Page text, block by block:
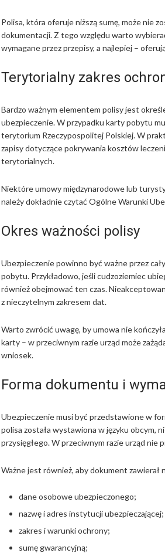
Polisa, która oferuje niższą sumę, może nie
dokumentacji. Z tego względu warto
wymagane przez przepisy, a najlepiej –
Terytorialny zakres
Bardzo ważnym elementem polisy jest
ubezpieczenie. W przypadku karty pobytu
terytorium Rzeczypospolitej Polskiej. W
zapisy dotyczące pokrywania kosztów
terytorialnych.
Niektóre umowy międzynarodowe lub
należy dokładnie czytać Ogólne Warunki
Okres ważności polisy
Ubezpieczenie powinno być ważne przez
pobytu. Przykładowo, jeśli cudzoziemiec
również obejmować ten czas.
z nieczytelnym zakresem dat.
Warto zwrócić uwagę, by umowa nie
karty – w przeciwnym razie urząd może
wniosek.
Forma dokumentu i
Ubezpieczenie musi być przedstawione w
polisa została wystawiona w języku obcym,
przysięgłego. W przeciwnym razie urząd nie
Ważne jest również, aby dokument zawierał
dane osobowe ubezpieczonego;
nazwę i adres instytucji ubezpieczającej;
zakres i warunki ochrony;
sumę gwarancyjną;